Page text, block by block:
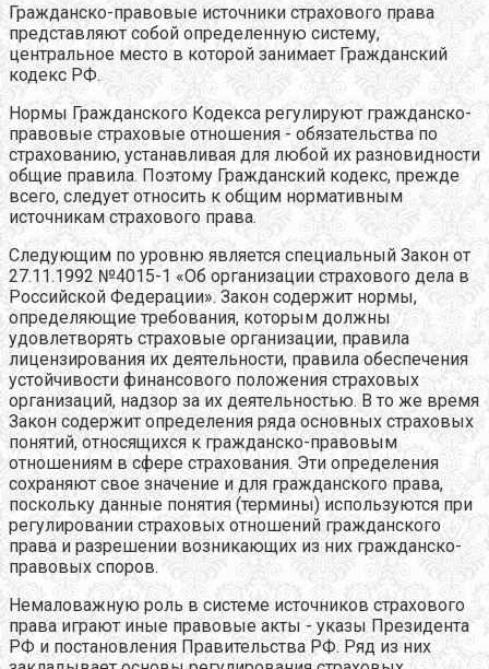
Гражданско-правовые источники страхового права
представляют собой определенную систему,
центральное место в которой занимает Гражданский
кодекс РФ.
Нормы Гражданского Кодекса регулируют гражданско-
правовые страховые отношения - обязательства по
страхованию, устанавливая для любой их разновидности
общие правила. Поэтому Гражданский кодекс, прежде
всего, следует относить к общим нормативным
источникам страхового права.
Следующим по уровню является специальный Закон от
27.11.1992 №4015-1 «Об организации страхового дела в
Российской Федерации». Закон содержит нормы,
определяющие требования, которым должны
удовлетворять страховые организации, правила
лицензирования их деятельности, правила обеспечения
устойчивости финансового положения страховых
организаций, надзор за их деятельностью. В то же время
Закон содержит определения ряда основных страховых
понятий, относящихся к гражданско-правовым
отношениям в сфере страхования. Эти определения
сохраняют свое значение и для гражданского права,
поскольку данные понятия (термины) используются при
регулировании страховых отношений гражданского
права и разрешении возникающих из них гражданско-
правовых споров.
Немаловажную роль в системе источников страхового
права играют иные правовые акты - указы Президента
РФ и постановления Правительства РФ. Ряд из них